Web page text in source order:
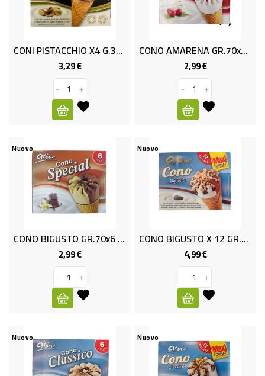
CONI PISTACCHIO X4 G.300 T&T
3,29 €Prezzo
-
+
CONO AMARENA GR.70x6 OPTIMO
2,99 €Prezzo
-
+
Nuovo
CONO BIGUSTO GR.70x6 OPTIMO
2,99 €Prezzo
-
+
Nuovo
CONO BIGUSTO X 12 GR.840 OPTIM
4,99 €Prezzo
-
+
Nuovo Nuovo